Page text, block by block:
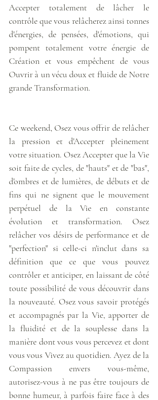
Accepter totalement de lâcher le
contrôle que vous relâcherez ainsi tonnes
d'énergies, de pensées, d'émotions, qui
pompent totalement votre énergie de
Création et vous empêchent de vous
Ouvrir à un vécu doux et fluide de Notre
grande Transformation.
Ce weekend, Osez vous offrir de relâcher
la pression et d'Accepter pleinement
votre situation. Osez Accepter que la Vie
soit faite de cycles, de "hauts" et de "bas",
d'ombres et de lumières, de débuts et de
fins qui ne signent que le mouvement
perpétuel de la Vie en constante
évolution et transformation. Osez
relâcher vos désirs de performance et de
"perfection" si celle-ci n'inclut dans sa
définition que ce que vous pouvez
contrôler et anticiper, en laissant de côté
toute possibilité de vous découvrir dans
la nouveauté. Osez vous savoir protégés
et accompagnés par la Vie, apporter de
la fluidité et de la souplesse dans la
manière dont vous vous percevez et dont
vous vous Vivez au quotidien. Ayez de la
Compassion envers vous-même,
autorisez-vous à ne pas être toujours de
bonne humeur, à parfois faire face à des